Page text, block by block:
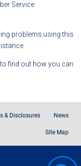
Service
problems using this
to find out how you can
& Disclosures News
Site Map